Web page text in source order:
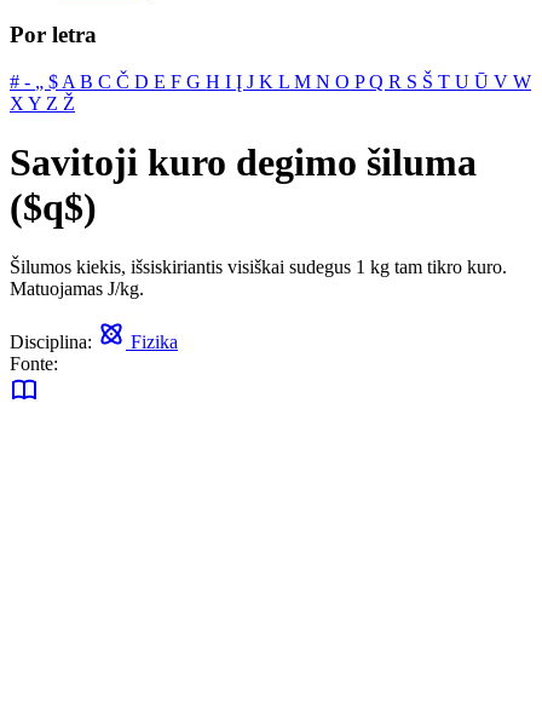
Por letra
# ‐ „ $ A B C Č D E F G H I Į J K L M N O PQ R S Š T U Ū V W
X Y Z Ž
Savitoji kuro degimo šiluma
($q$)
Šilumos kiekis, išsiskiriantis visiškai sudegus 1 kg tam tikro kuro.
Matuojamas J/kg.
Disciplina:
Fizika
Fonte: